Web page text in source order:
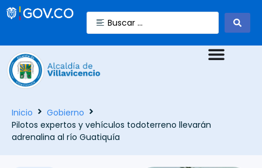
Inicio
Gobierno
Pilotos expertos y vehículos todoterreno llevarán
adrenalina al río Guatiquía